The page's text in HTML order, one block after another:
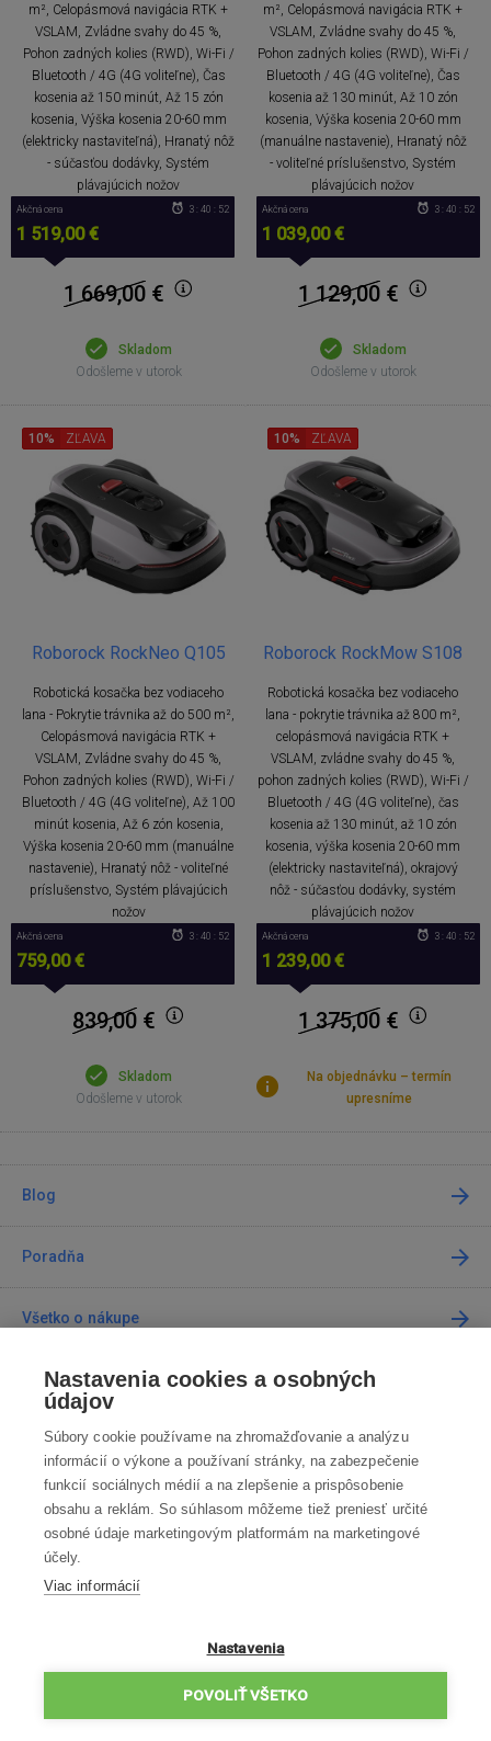
m², Celopásmová navigácia RTK +
VSLAM, Zvládne svahy do 45 %,
Pohon zadných kolies (RWD), Wi-Fi /
Bluetooth / 4G (4G voliteľne), Čas
kosenia až 150 minút, Až 15 zón
kosenia, Výška kosenia 20-60 mm
(elektricky nastaviteľná), Hranatý nôž
- súčasťou dodávky, Systém
plávajúcich nožov
Akčná cena
1 519,00 €
3 : 40 : 52
1 669,00 €
Skladom
Odošleme v utorok
m², Celopásmová navigácia RTK +
VSLAM, Zvládne svahy do 45 %,
Pohon zadných kolies (RWD), Wi-Fi /
Bluetooth / 4G (4G voliteľne), Čas
kosenia až 130 minút, Až 10 zón
kosenia, Výška kosenia 20-60 mm
(manuálne nastavenie), Hranatý nôž
- voliteľné príslušenstvo, Systém
plávajúcich nožov
Akčná cena
1 039,00 €
3 : 40 : 52
1 129,00 €
Skladom
Odošleme v utorok
Roborock RockNeo Q105
Robotická kosačka bez vodiaceho
lana - Pokrytie trávnika až do 500 m²,
Celopásmová navigácia RTK +
VSLAM, Zvládne svahy do 45 %,
Pohon zadných kolies (RWD), Wi-Fi /
Bluetooth / 4G (4G voliteľne), Až 100
minút kosenia, Až 6 zón kosenia,
Výška kosenia 20-60 mm (manuálne
nastavenie), Hranatý nôž - voliteľné
príslušenstvo, Systém plávajúcich
nožov
10% ZĽAVA
Akčná cena
759,00 €
3 : 40 : 52
839,00 €
Skladom
Odošleme v utorok
Roborock RockMow S108
Robotická kosačka bez vodiaceho
lana - pokrytie trávnika až 800 m²,
celopásmová navigácia RTK +
VSLAM, zvládne svahy do 45 %,
pohon zadných kolies (RWD), Wi-Fi /
Bluetooth / 4G (4G voliteľne), čas
kosenia až 130 minút, až 10 zón
kosenia, výška kosenia 20-60 mm
(elektricky nastaviteľná), okrajový
nôž - súčasťou dodávky, systém
plávajúcich nožov
10% ZĽAVA
Akčná cena
1 239,00 €
3 : 40 : 52
1 375,00 €
Na objednávku – termín
upresníme
Blog
Poradňa
Všetko o nákupe
Predajne
Kontakt
Kontaktujte nás
info@robotworld.sk
02 / 205 103 00
OBCHODNÉ PODMIENKY
Nastavenia cookies a osobných
údajov
Súbory cookie používame na zhromažďovanie a analýzu
informácií o výkone a používaní stránky, na zabezpečenie
funkcií sociálnych médií a na zlepšenie a prispôsobenie
obsahu a reklám. So súhlasom môžeme tiež preniesť určité
osobné údaje marketingovým platformám na marketingové
účely.
Viac informácií
Nastavenia
POVOLIŤ VŠETKO